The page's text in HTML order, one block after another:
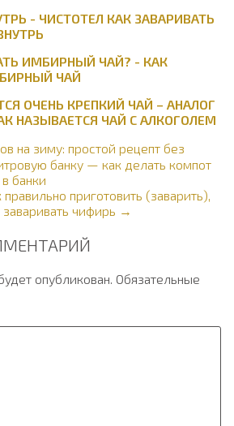
- ЧИСТОТЕЛ КАК ЗАВАРИВАТЬ
ИМБИРНЫЙ ЧАЙ? - КАК
ЧАЙ
ОЧЕНЬ КРЕПКИЙ ЧАЙ – АНАЛОГ
НАЗЫВАЕТСЯ ЧАЙ С АЛКОГОЛЕМ
на зиму: простой рецепт без
банку — как делать компот
банки
приготовить (заварить),
чифирь →
опубликован. Обязательные